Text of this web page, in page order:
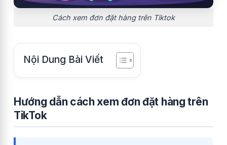
Cách xem đơn đặt hàng trên Tiktok
Nội Dung Bài Viết
Hướng dẫn cách xem đơn đặt hàng trên
TikTok